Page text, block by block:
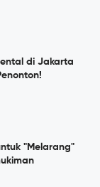
di Jakarta
"Melarang"